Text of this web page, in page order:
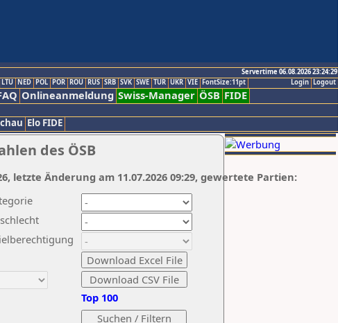
Servertime 06.08.2026 23:24:29
Logout
Login
LTU NED POL POR ROU RUS SRB SVK SWE TUR UKR VIE FontSize:11pt
Onlineanmeldung Swiss-Manager ÖSB FIDE
Elo FIDE
des ÖSB
Top 100
letzte Änderung am 11.07.2026 09:29, gewertete Partien: